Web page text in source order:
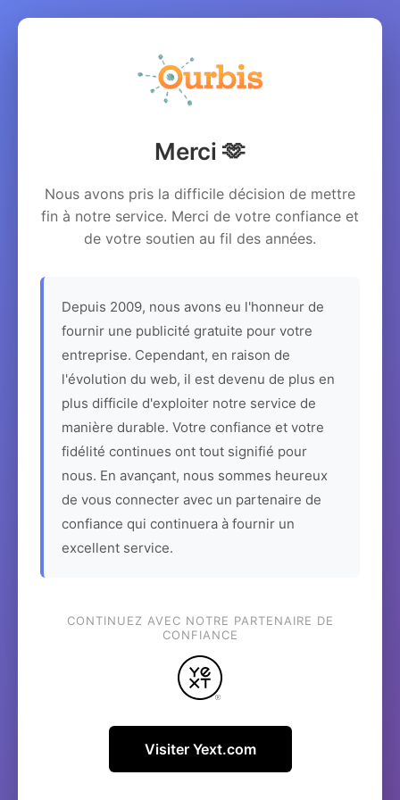
Merci 🫶
Nous avons pris la difficile décision de mettre
fin à notre service. Merci de votre confiance et
de votre soutien au fil des années.
Depuis 2009, nous avons eu l'honneur de
fournir une publicité gratuite pour votre
entreprise. Cependant, en raison de
l'évolution du web, il est devenu de plus en
plus difficile d'exploiter notre service de
manière durable. Votre confiance et votre
fidélité continues ont tout signifié pour
nous. En avançant, nous sommes heureux
de vous connecter avec un partenaire de
confiance qui continuera à fournir un
excellent service.
CONTINUEZ AVEC NOTRE PARTENAIRE DE
CONFIANCE
Visiter Yext.com